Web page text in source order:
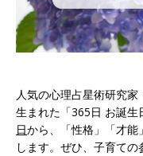
人気の心理占星術研究
生まれた「365日 お誕
日から、「性格」「才能
します。ぜひ、子育ての